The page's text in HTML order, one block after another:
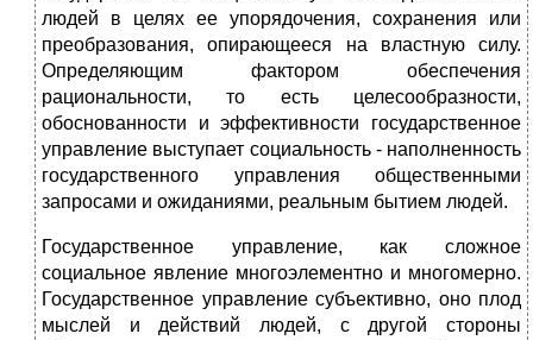
людей в целях ее упорядочения, сохранения или
преобразования, опирающееся на властную силу.
Определяющим фактором обеспечения
рациональности, то есть целесообразности,
обоснованности и эффективности государственное
управление выступает социальность - наполненность
государственного управления общественными
запросами и ожиданиями, реальным бытием людей.
Государственное управление, как сложное
социальное явление многоэлементно и многомерно.
Государственное управление субъективно, оно плод
мыслей и действий людей, с другой стороны